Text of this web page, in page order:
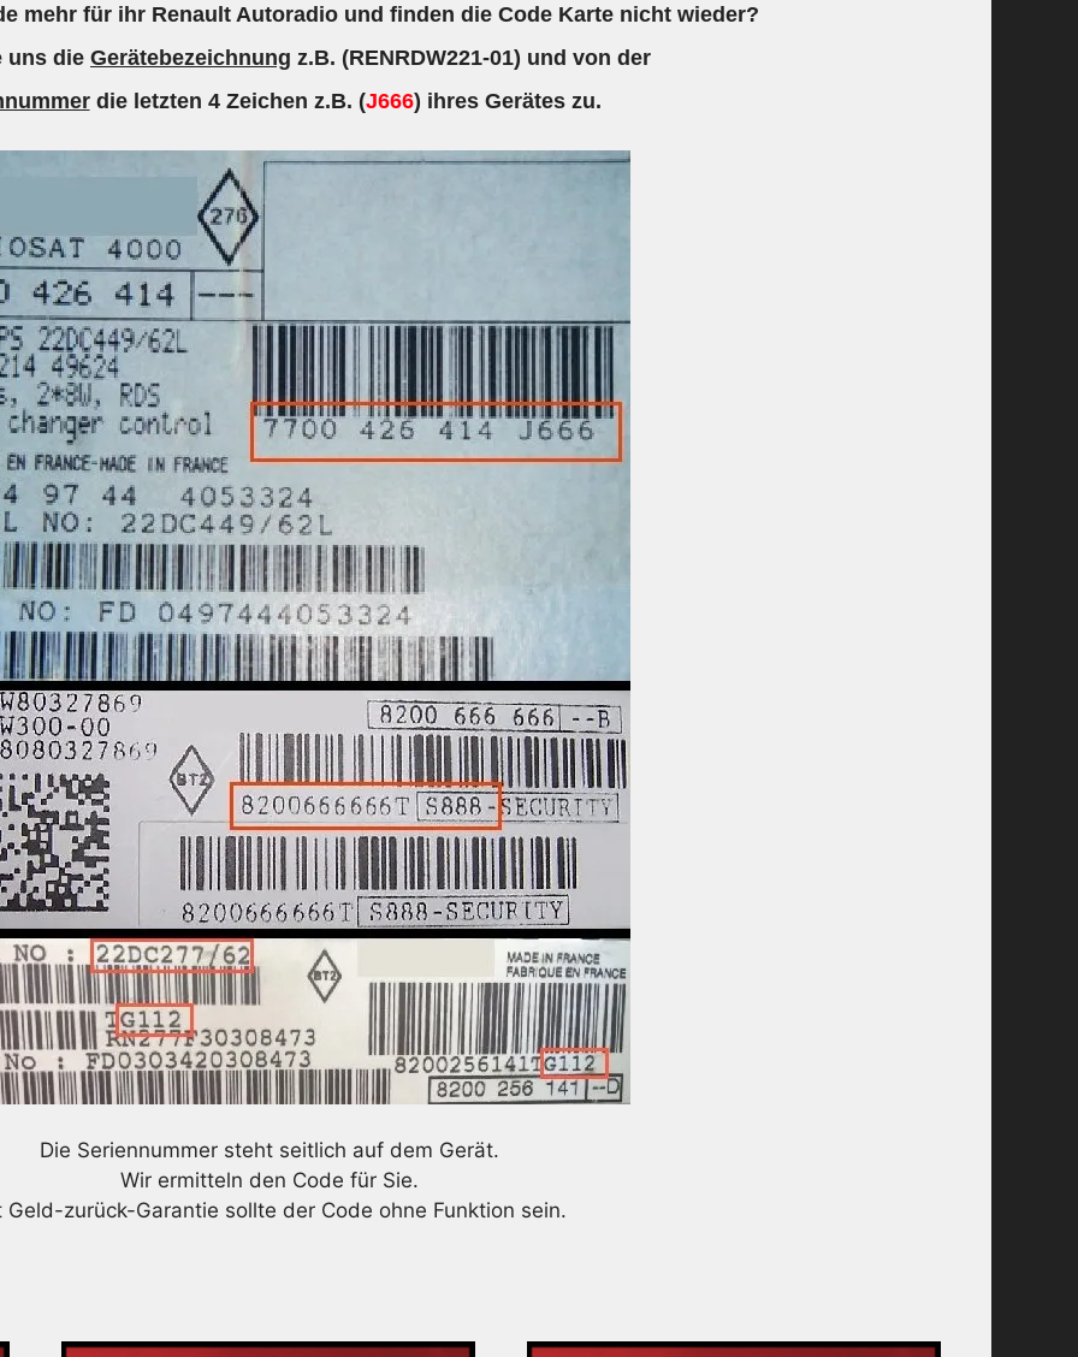
mehr für ihr Renault Autoradio und finden die Code Karte nicht wieder?
uns die Gerätebezeichnung z.B. (RENRDW221-01) und von der
die letzten 4 Zeichen z.B. (J666) ihres Gerätes zu.
Die Seriennummer steht seitlich auf dem Gerät.
Wir ermitteln den Code für Sie.
Geld-zurück-Garantie sollte der Code ohne Funktion sein.